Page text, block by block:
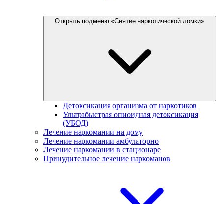
Открыть подменю «Снятие наркотической ломки»
Детоксикация организма от наркотиков
Ультрабыстрая опиоидная детоксикация
(УБОД)
Лечение наркомании на дому
Лечение наркомании амбулаторно
Лечение наркомании в стационаре
Принудительное лечение наркоманов